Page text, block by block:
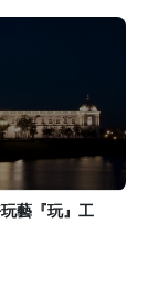
藝『玩』工